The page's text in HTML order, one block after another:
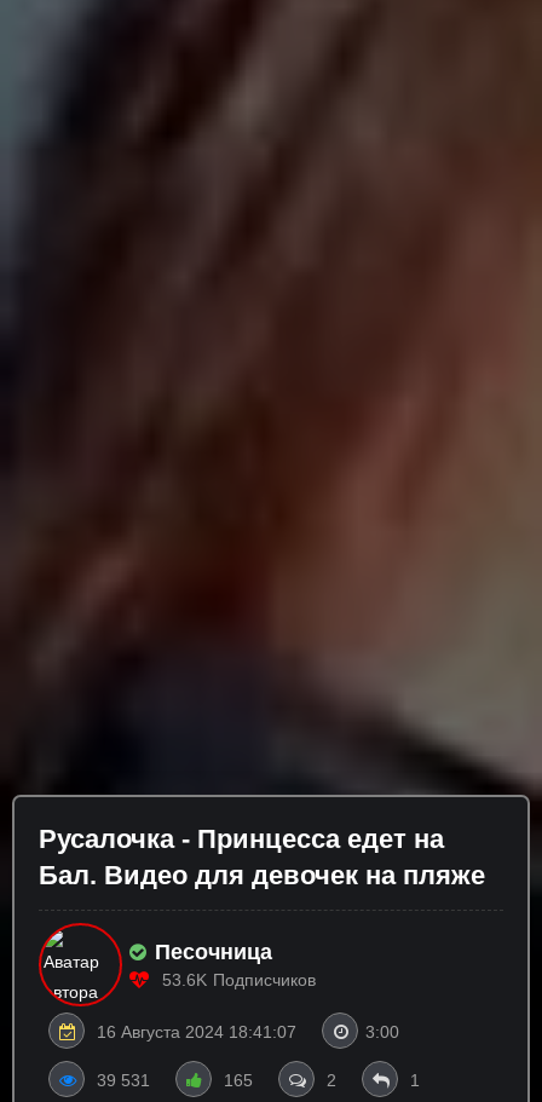
Русалочка - Принцесса едет на
Бал. Видео для девочек на пляже
Песочница
53.6K Подписчиков
16 Августа 2024 18:41:07 3:00
39 531 165 2 1